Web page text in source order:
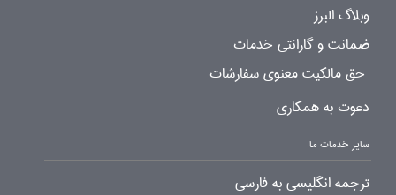
وبلاگ البرز
ضمانت و گارانتی خدمات
حق مالکیت معنوی سفارشات
دعوت به همکاری
سایر خدمات ما
ترجمه انگلیسی به فارسی